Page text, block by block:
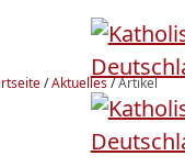
/Aktuelles/Artikel